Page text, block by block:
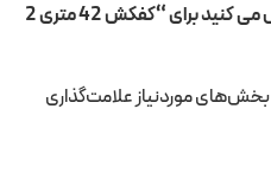
اولین نفری باشید که دیدگاهی را ارسال می کنید برای “کفکش 42 متری 2
بخش‌های موردنیاز علامت‌گذاری